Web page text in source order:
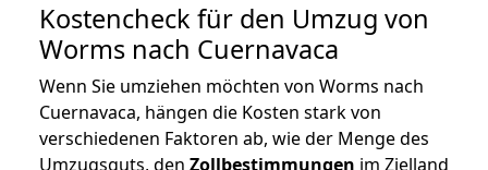
Kostencheck für den Umzug von
Worms nach Cuernavaca
Wenn Sie umziehen möchten von Worms nach
Cuernavaca, hängen die Kosten stark von
verschiedenen Faktoren ab, wie der Menge des
Umzugsguts, den Zollbestimmungen im Zielland